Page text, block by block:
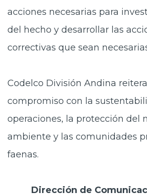
acciones necesarias para
del hecho y desarrollar las
correctivas que sean
Codelco División Andina
compromiso con la
operaciones, la protección del
ambiente y las comunidades
faenas.
Dirección de